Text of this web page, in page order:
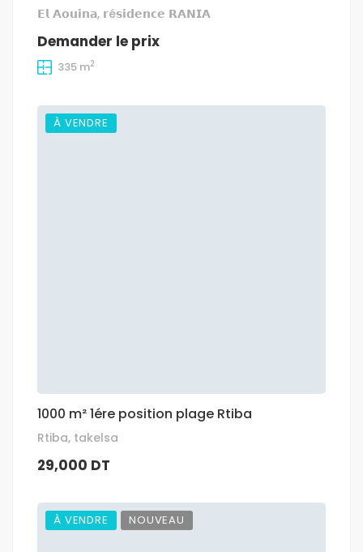
𝗘𝗹 𝗔𝗼𝘂𝗶𝗻𝗮, 𝗿é𝘀𝗶𝗱𝗲𝗻𝗰𝗲 𝗥𝗔𝗡𝗜𝗔
Demander le prix
335 m2
À VENDRE
1000 m² 1ére position plage Rtiba
Rtiba, takelsa
29,000 DT
À VENDRE NOUVEAU